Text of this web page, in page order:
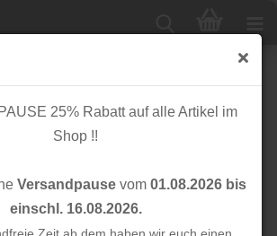
25% Rabatt auf alle Artikel im
Shop !!
Versandpausevom 01.08.2026 bis
einschl. 16.08.2026.
- weiß grün - Hygge - Rico Design